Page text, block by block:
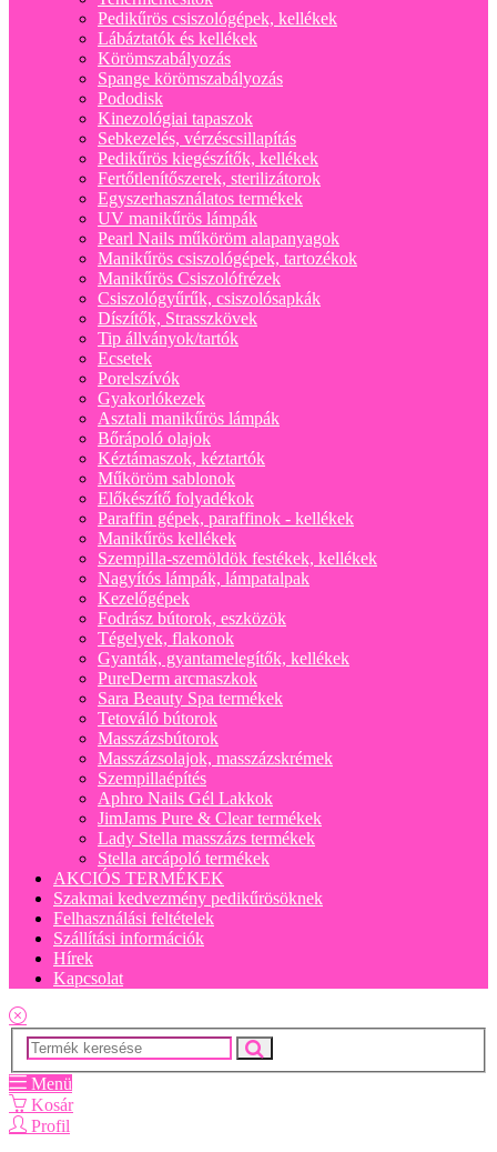
Pedikűrös csiszológépek, kellékek
Lábáztatók és kellékek
Körömszabályozás
Spange körömszabályozás
Pododisk
Kinezológiai tapaszok
Sebkezelés, vérzéscsillapítás
Pedikűrös kiegészítők, kellékek
Fertőtlenítőszerek, sterilizátorok
Egyszerhasználatos termékek
UV manikűrös lámpák
Pearl Nails műköröm alapanyagok
Manikűrös csiszológépek, tartozékok
Manikűrös Csiszolófrézek
Csiszológyűrűk, csiszolósapkák
Díszítők, Strasszkövek
Tip állványok/tartók
Ecsetek
Porelszívók
Gyakorlókezek
Asztali manikűrös lámpák
Bőrápoló olajok
Kéztámaszok, kéztartók
Műköröm sablonok
Előkészítő folyadékok
Paraffin gépek, paraffinok - kellékek
Manikűrös kellékek
Szempilla-szemöldök festékek, kellékek
Nagyítós lámpák, lámpatalpak
Kezelőgépek
Fodrász bútorok, eszközök
Tégelyek, flakonok
Gyanták, gyantamelegítők, kellékek
PureDerm arcmaszkok
Sara Beauty Spa termékek
Tetováló bútorok
Masszázsbútorok
Masszázsolajok, masszázskrémek
Szempillaépítés
Aphro Nails Gél Lakkok
JimJams Pure & Clear termékek
Lady Stella masszázs termékek
Stella arcápoló termékek
AKCIÓS TERMÉKEK
Szakmai kedvezmény pedikűrösöknek
Felhasználási feltételek
Szállítási információk
Hírek
Kapcsolat
Menü
Kosár
Profil